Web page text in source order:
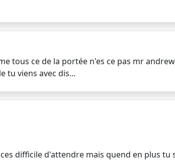
tous ce de la portée n'es ce pas mr
tu viens avec dis...
difficile d'attendre mais quend en plus